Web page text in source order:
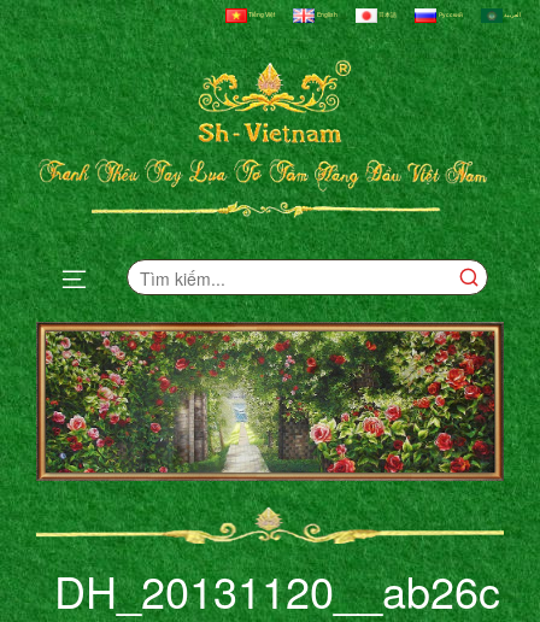
Tiếng Việt English 日本語 Русский العربية
DH_20131120__ab26c